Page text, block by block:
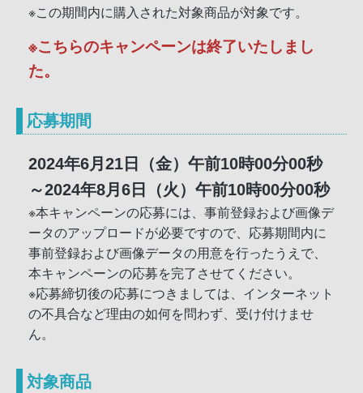
※この期間内に購入された対象商品が対象です。
※こちらのキャンペーンは終了いたしまし
た。
応募期間
2024年6月21日（金）午前10時00分00秒
～2024年8月6日（火）午前10時00分00秒
※本キャンペーンの応募には、事前登録および画像デ
ータのアップロードが必要ですので、応募期間内に
事前登録および画像データの用意を行ったうえで、
本キャンペーンの応募を完了させてください。
※応募締切後の応募につきましては、インターネット
の不具合など理由の如何を問わず、受け付けませ
ん。
対象商品